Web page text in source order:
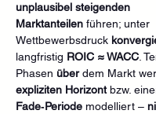
unplausibel steigenden
Marktanteilen führen; unter
Wettbewerbsdruck
langfristig ROIC ≈ WACC .
Phasen über dem Markt
expliziten Horizont bzw.
Fade‑Periode modelliert –